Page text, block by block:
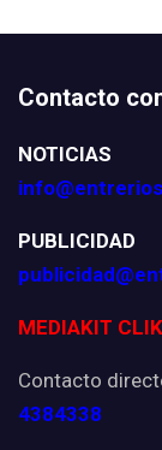
Contacto
NOTICIAS
PUBLICIDAD
MEDIAKIT
Contacto
4384338